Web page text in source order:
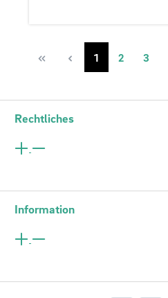
Seite
1 Seite
2 Seite
3
Rechtliches
Information